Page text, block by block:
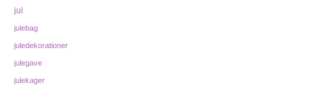
jul
julebag
juledekorationer
julegave
julekager